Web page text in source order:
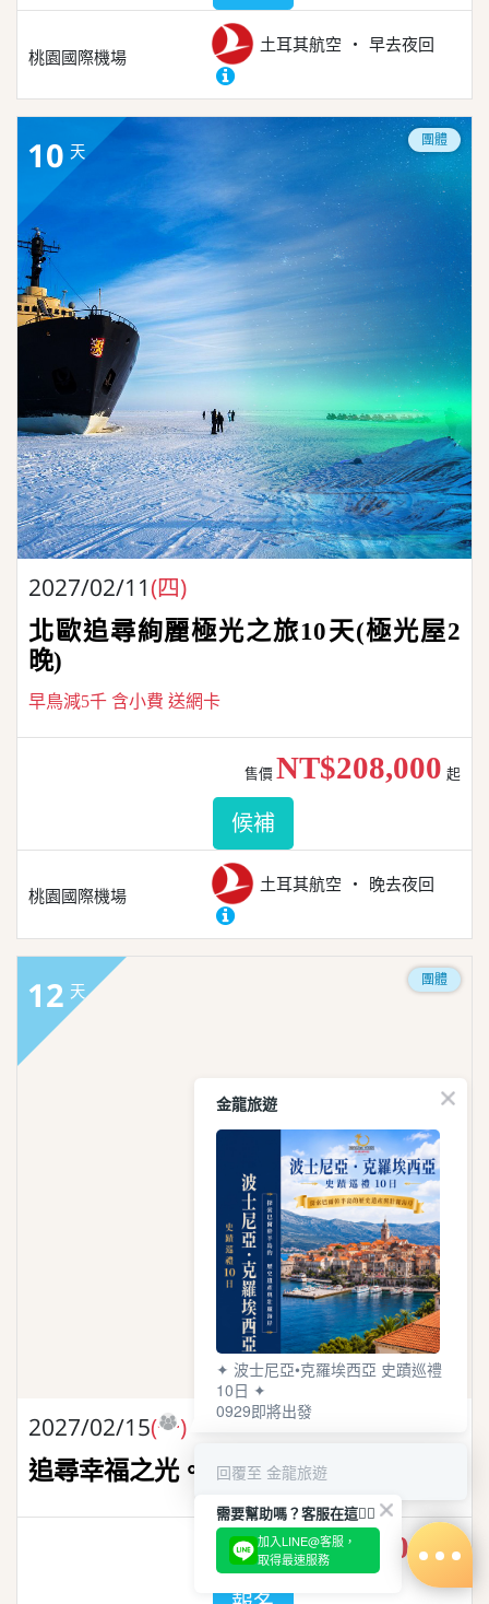
桃園國際機場
土耳其航空 早去夜回
10 天
團體
2027/02/11(四)
北歐追尋絢麗極光之旅10天(極光屋2
晚)
早鳥減5千 含小費 送網卡
桃園國際機場
土耳其航空 晚去夜回
售價 NT$208,000 起
候補
12 天
團體
2027/02/15(一)
追尋幸福之光。極光探索之旅12日
售價NT$324,000 起
金龍旅遊
✦ 波士尼亞•克羅埃西亞 史蹟巡禮
10日 ✦
0929即將出發
回覆至 金龍旅遊
需要幫助嗎？客服在這🙋‍♀️
加入LINE@客服，
取得最速服務